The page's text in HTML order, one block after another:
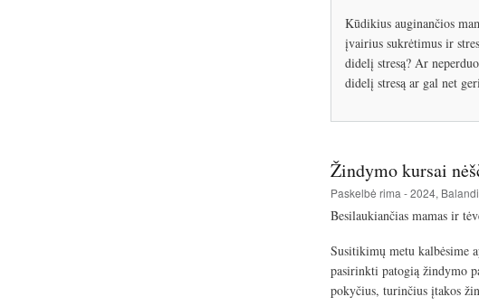
Kūdikius auginančios
įvairius sukrėtimus ir
didelį stresą? Ar
didelį stresą ar gal net
Žindymo kursai
Paskelbė rima-2024,
Besilaukiančias mamas ir
Susitikimų metu kalbėsime
pasirinkti patogią žindymo
pokyčius, turinčius įtakos